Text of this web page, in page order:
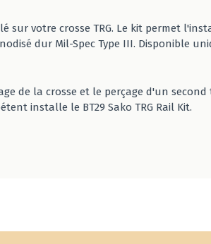
sur votre crosse TRG. Le kit permet
dur Mil-Spec Type III. Disponible
de la crosse et le perçage d'un
installe le BT29 Sako TRG Rail Kit.